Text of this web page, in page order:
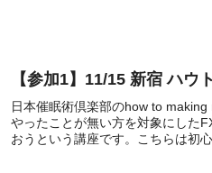
【参加1】11/15 新宿 ハウ
日本催眠術倶楽部のhow to
やったことが無い方を対象にした
おうという講座です。こちらは初